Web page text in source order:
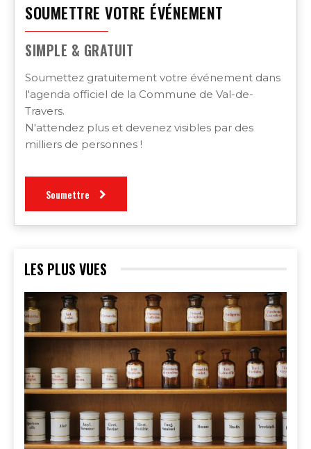
SOUMETTRE VOTRE ÉVÉNEMENT
SIMPLE & GRATUIT
Soumettez gratuitement votre événement dans
l'agenda officiel de la Commune de Val-de-
Travers.
N'attendez plus et devenez visibles par des
milliers de personnes !
Soumettre
LES PLUS VUES